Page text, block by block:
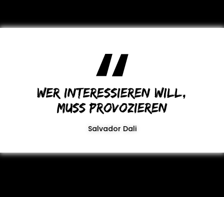
Wer interessieren will,
muss provozieren
Salvador Dali